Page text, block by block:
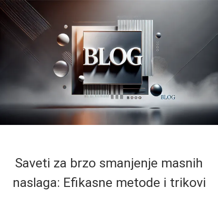
Saveti za brzo smanjenje masnih
naslaga: Efikasne metode i trikovi